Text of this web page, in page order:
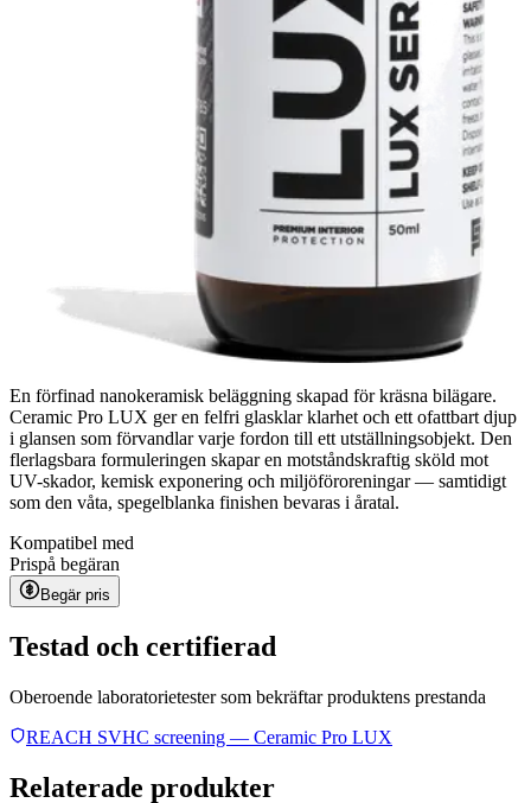
En förfinad nanokeramisk beläggning skapad för kräsna bilägare.
Ceramic Pro LUX ger en felfri glasklar klarhet och ett ofattbart djup
i glansen som förvandlar varje fordon till ett utställningsobjekt. Den
flerlagsbara formuleringen skapar en motståndskraftig sköld mot
UV-skador, kemisk exponering och miljöföroreningar — samtidigt
som den våta, spegelblanka finishen bevaras i åratal.
Kompatibel med
Prispå begäran
Begär pris
Testad och certifierad
Oberoende laboratorietester som bekräftar produktens prestanda
REACH SVHC screening — Ceramic Pro LUX
Relaterade produkter